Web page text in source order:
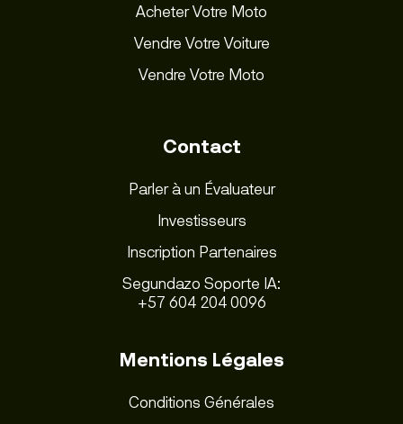
Acheter Votre Moto
Vendre Votre Voiture
Vendre Votre Moto
Contact
Parler à un Évaluateur
Investisseurs
Inscription Partenaires
Segundazo Soporte IA:
+57 604 204 0096
Mentions Légales
Conditions Générales